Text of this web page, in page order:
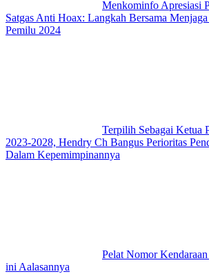
Menkominfo Apresiasi
Satgas Anti Hoax: Langkah Bersama
Pemilu 2024
Terpilih Sebagai Ketua
2023-2028, Hendry Ch Bangus Perioritas
Dalam Kepemimpinannya
Pelat Nomor
ini Aalasannya